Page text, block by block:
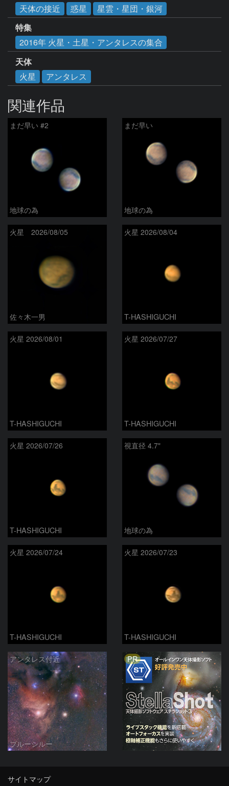
天体の接近
惑星
星雲・星団・銀河
特集
2016年 火星・土星・アンタレスの集合
天体
火星
アンタレス
関連作品
まだ早い #2
地球の為
まだ早い
地球の為
火星 2026/08/05
佐々木一男
火星 2026/08/04
T-HASHIGUCHI
火星 2026/08/01
T-HASHIGUCHI
火星 2026/07/27
T-HASHIGUCHI
火星 2026/07/26
T-HASHIGUCHI
視直径 4.7"
地球の為
火星 2026/07/24
T-HASHIGUCHI
火星 2026/07/23
T-HASHIGUCHI
アンタレス付近
ブルーシルー
PR
サイトマップ